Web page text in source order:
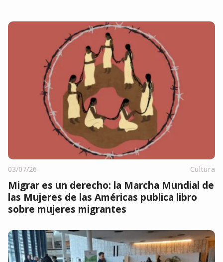
03/07/26 Cultura
Migrar es un derecho: la Marcha Mundial de
las Mujeres de las Américas publica libro
sobre mujeres migrantes